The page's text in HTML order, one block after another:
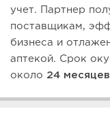
учет. Партнер
поставщикам,
бизнеса и
аптекой. Срок
около 24